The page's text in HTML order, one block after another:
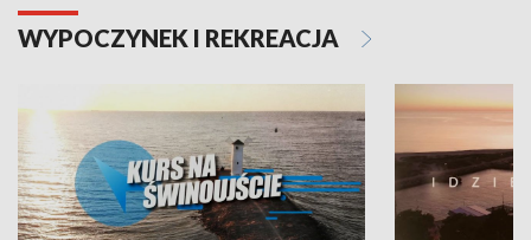
WYPOCZYNEK I REKREACJA